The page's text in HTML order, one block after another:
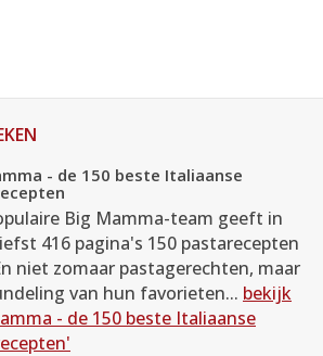
- de 150 beste Italiaanse
Big Mamma-team geeft in
416 pagina's 150 pastarecepten
niet zomaar pastagerechten, maar
van hun favorieten... bekijk
- de 150 beste Italiaanse